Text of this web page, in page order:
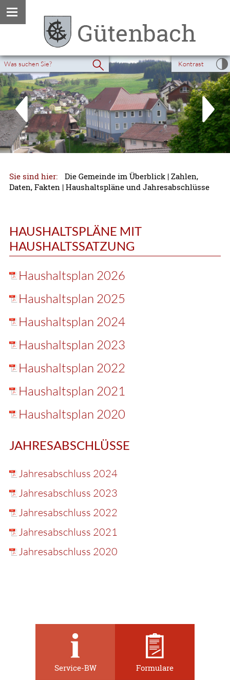
Kontrast
Sie sind hier: Die Gemeinde im Überblick|Zahlen,
Daten, Fakten|Haushaltspläne und Jahresabschlüsse
HAUSHALTSPLÄNE MIT
HAUSHALTSSATZUNG
Haushaltsplan 2026
Haushaltsplan 2025
Haushaltsplan 2024
Haushaltsplan 2023
Haushaltsplan 2022
Haushaltsplan 2021
Haushaltsplan 2020
JAHRESABSCHLÜSSE
Jahresabschluss 2024
Jahresabschluss 2023
Jahresabschluss 2022
Jahresabschluss 2021
Jahresabschluss 2020
Service-BW Formulare